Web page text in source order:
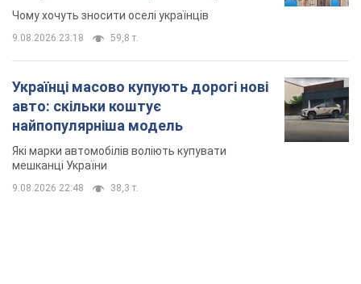
знесення будинків
Чому хочуть зносити оселі українців
9.08.2026 23:18 59,8 т.
Українці масово купують дорогі нові
авто: скільки коштує
найпопулярніша модель
Які марки автомобілів воліють купувати
мешканці України
9.08.2026 22:48 38,3 т.